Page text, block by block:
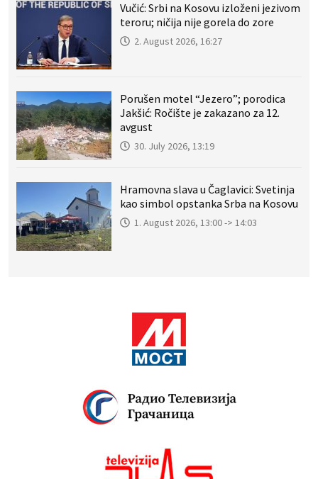
Vučić: Srbi na Kosovu izloženi jezivom
teroru; ničija nije gorela do zore
2. August 2026, 16:27
Porušen motel “Jezero”; porodica
Jakšić: Ročište je zakazano za 12.
avgust
30. July 2026, 13:19
Hramovna slava u Čaglavici: Svetinja
kao simbol opstanka Srba na Kosovu
1. August 2026, 13:00 -> 14:03